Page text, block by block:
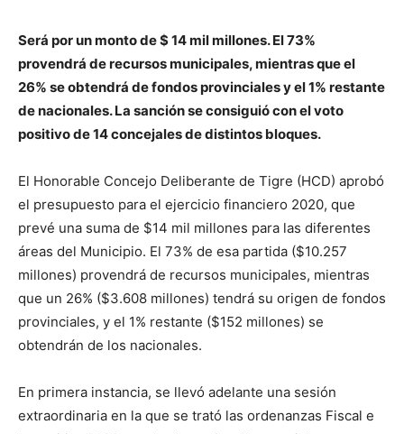
Será por un monto de $ 14 mil millones. El 73%
provendrá de recursos municipales, mientras que el
26% se obtendrá de fondos provinciales y el 1% restante
de nacionales. La sanción se consiguió con el voto
positivo de 14 concejales de distintos bloques.
El Honorable Concejo Deliberante de Tigre (HCD) aprobó
el presupuesto para el ejercicio financiero 2020, que
prevé una suma de $14 mil millones para las diferentes
áreas del Municipio. El 73% de esa partida ($10.257
millones) provendrá de recursos municipales, mientras
que un 26% ($3.608 millones) tendrá su origen de fondos
provinciales, y el 1% restante ($152 millones) se
obtendrán de los nacionales.
En primera instancia, se llevó adelante una sesión
extraordinaria en la que se trató las ordenanzas Fiscal e